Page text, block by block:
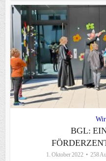
BGL:
1. Oktober 2022 258